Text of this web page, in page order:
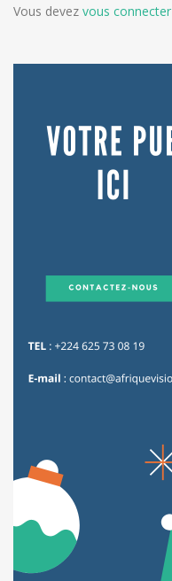
Vous devez vous connecter